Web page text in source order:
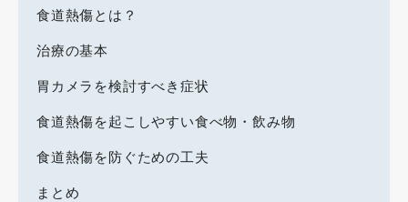
食道熱傷とは？
治療の基本
胃カメラを検討すべき症状
食道熱傷を起こしやすい食べ物・飲み物
食道熱傷を防ぐための工夫
まとめ